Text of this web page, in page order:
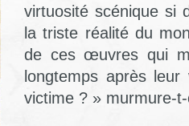
virtuosité scénique si
la triste réalité du
de ces œuvres qui
longtemps après
victime ? » murmure-